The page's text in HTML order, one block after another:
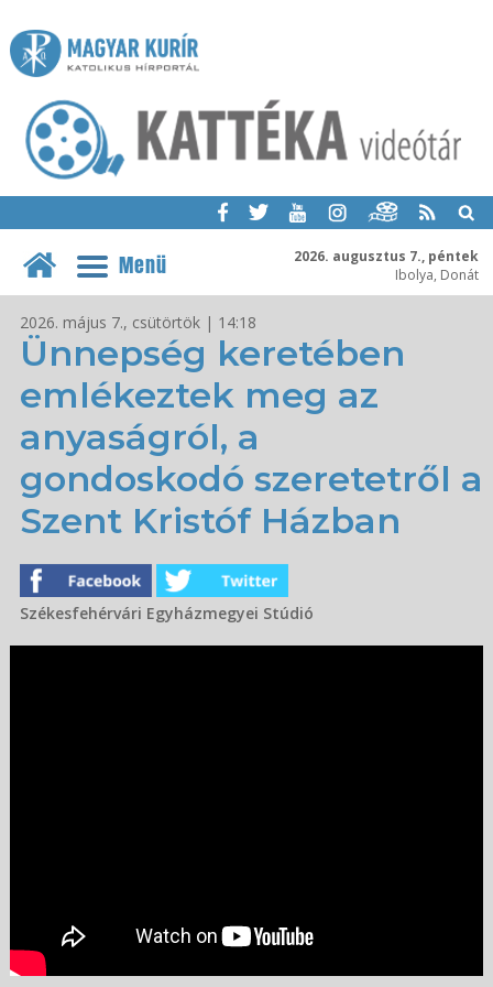
2026. augusztus 7., péntek
Ibolya, Donát
Menü
2026. május 7., csütörtök | 14:18
Ünnepség keretében
emlékeztek meg az
anyaságról, a
gondoskodó szeretetről a
Szent Kristóf Házban
Székesfehérvári Egyházmegyei Stúdió